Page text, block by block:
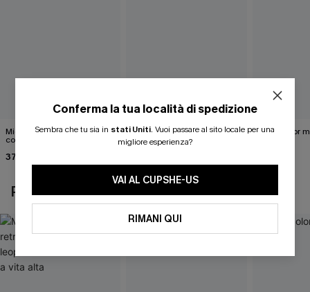
Midkini incrociato sul retro
con stampa leopardata
37,00 €
Completo bikini marrone
Under Your Skin
Bikini color
POTREBBE INTERESSARTI ANCHE
Conferma la tua località di spedizione
Sembra che tu sia in stati Uniti. Vuoi passare al sito locale per una
migliore esperienza?
VAI AL CUPSHE-US
RIMANI QUI